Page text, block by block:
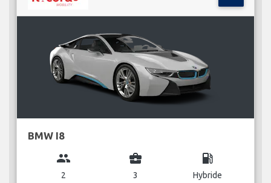
BMW I8
group
2
business_center
3
local_gas_station
Hybride